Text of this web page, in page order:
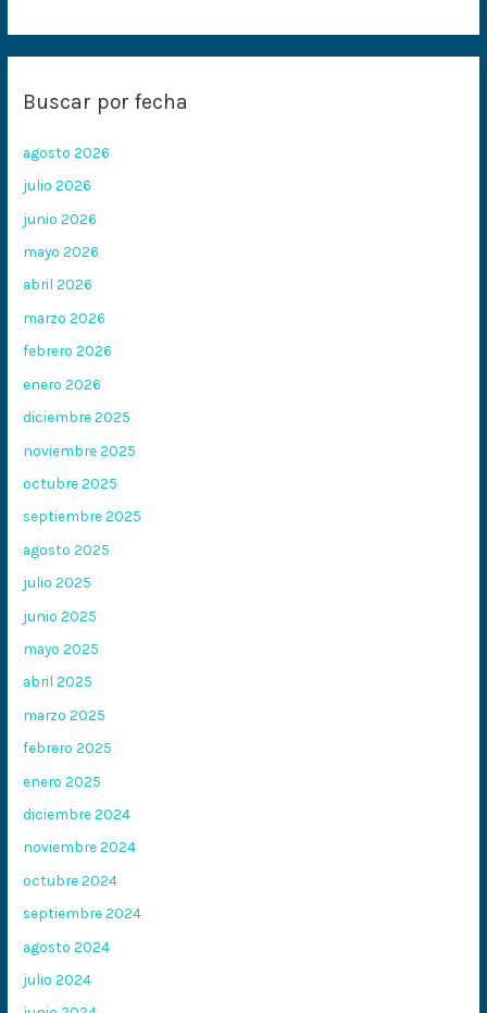
Buscar por fecha
agosto 2026
julio 2026
junio 2026
mayo 2026
abril 2026
marzo 2026
febrero 2026
enero 2026
diciembre 2025
noviembre 2025
octubre 2025
septiembre 2025
agosto 2025
julio 2025
junio 2025
mayo 2025
abril 2025
marzo 2025
febrero 2025
enero 2025
diciembre 2024
noviembre 2024
octubre 2024
septiembre 2024
agosto 2024
julio 2024